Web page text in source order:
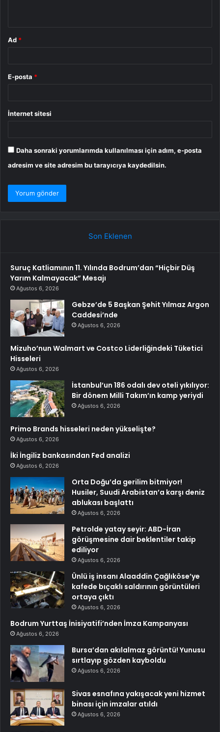
Ad *
E-posta *
İnternet sitesi
Daha sonraki yorumlarımda kullanılması için adım, e-posta
adresim ve site adresim bu tarayıcıya kaydedilsin.
Son Eklenen
Suruç Katliamının 11. Yılında Bodrum’dan “Hiçbir Düş
Yarım Kalmayacak” Mesajı
Ağustos 6, 2026
Gebze’de 5 Başkan Şehit Yılmaz Argon
Caddesi’nde
Ağustos 6, 2026
Mizuho’nun Walmart ve Costco Liderliğindeki Tüketici
Hisseleri
Ağustos 6, 2026
İstanbul’un 186 odalı dev oteli yıkılıyor:
Bir dönem Milli Takım’ın kamp yeriydi
Ağustos 6, 2026
Primo Brands hisseleri neden yükselişte?
Ağustos 6, 2026
İki İngiliz bankasından Fed analizi
Ağustos 6, 2026
Orta Doğu’da gerilim bitmiyor!
Husiler, Suudi Arabistan’a karşı deniz
ablukası başlattı
Ağustos 6, 2026
Petrolde yatay seyir: ABD-İran
görüşmesine dair beklentiler takip
ediliyor
Ağustos 6, 2026
Ünlü iş insanı Alaaddin Çağlıköse’ye
kafede bıçaklı saldırının görüntüleri
ortaya çıktı
Ağustos 6, 2026
Bodrum Yurttaş İnisiyatifi’nden İmza Kampanyası
Ağustos 6, 2026
Bursa’dan akılalmaz görüntü! Yunusu
sırtlayıp gözden kayboldu
Ağustos 6, 2026
Sivas esnafına yakışacak yeni hizmet
binası için imzalar atıldı
Ağustos 6, 2026